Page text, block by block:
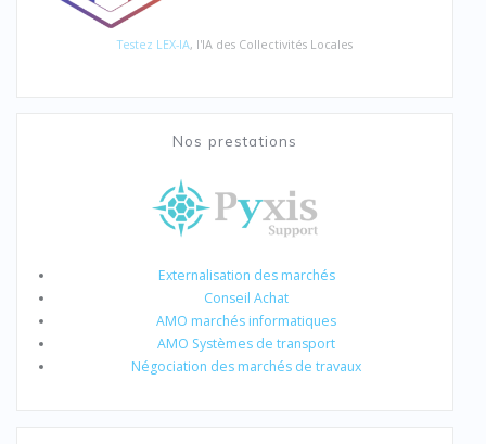
Testez LEX-IA, l'IA des Collectivités Locales
Nos prestations
Externalisation des marchés
Conseil Achat
AMO marchés informatiques
AMO Systèmes de transport
Négociation des marchés de travaux